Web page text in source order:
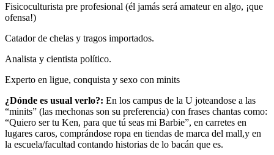
Fisicoculturista pre profesional (él jamás será amateur en algo, ¡que
ofensa!)
Catador de chelas y tragos importados.
Analista y cientista político.
Experto en ligue, conquista y sexo con minits
¿Dónde es usual verlo?: En los campus de la U joteandose a las
“minits” (las mechonas son su preferencia) con frases chantas como:
“Quiero ser tu Ken, para que tú seas mi Barbie”, en carretes en
lugares caros, comprándose ropa en tiendas de marca del mall,y en
la escuela/facultad contando historias de lo bacán que es.